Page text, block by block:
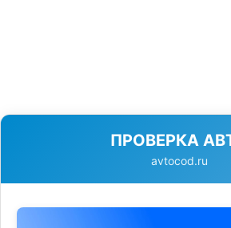
ПРОВЕРКА
avtocod.ru